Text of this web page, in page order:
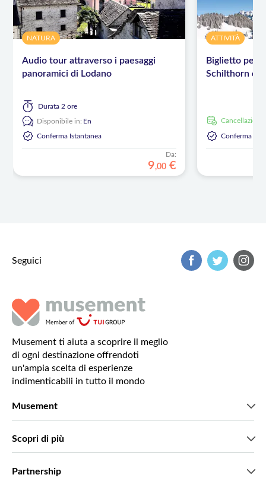
NATURA
Audio tour attraverso i paesaggi
panoramici di Lodano
Durata 2 ore
Disponibile in: En
Conferma Istantanea
Da:
9,00 €
ATTIVITÀ
Biglietto per
Schilthorn da
Conferma
Seguici
Musement ti aiuta a scoprire il meglio
di ogni destinazione offrendoti
un'ampia scelta di esperienze
indimenticabili in tutto il mondo
Musement
Scopri di più
Partnership